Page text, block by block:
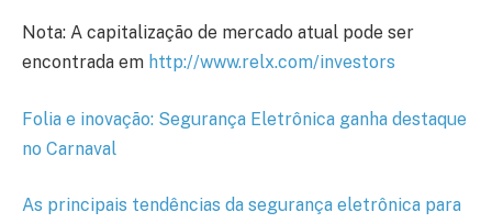
Nota: A capitalização de mercado atual pode ser
encontrada em http://www.relx.com/investors
Folia e inovação: Segurança Eletrônica ganha destaque
no Carnaval
As principais tendências da segurança eletrônica para